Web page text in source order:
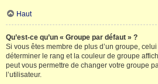
Haut
Qu’est-ce qu’un « Groupe par défaut » ?
Si vous êtes membre de plus d’un groupe,
déterminer le rang et la couleur de groupe
peut vous permettre de changer votre groupe
l’utilisateur.